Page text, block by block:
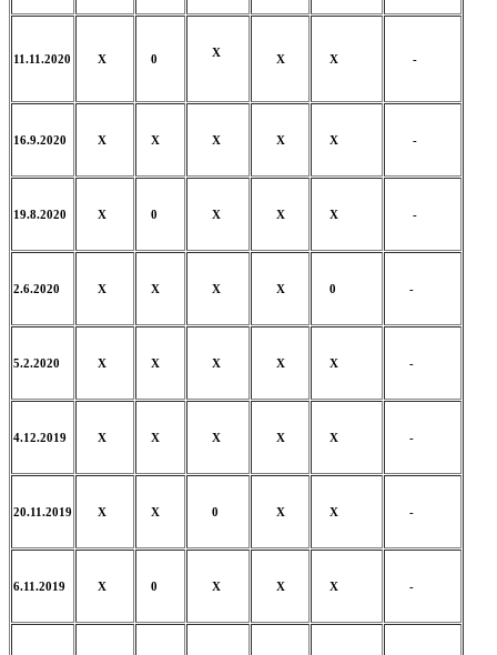
11.11.2020 X 0 X X X -
16.9.2020 X X X X X -
19.8.2020 X 0 X X X -
2.6.2020 X X X X 0 -
5.2.2020 X X X X X -
4.12.2019 X X X X X -
20.11.2019 X X 0 X X -
6.11.2019 X 0 X X X -